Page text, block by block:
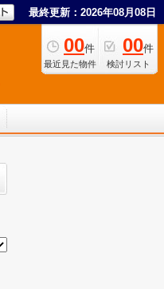
最終更新：2026年08月08日
00件
最近見た物件
00件
検討リスト